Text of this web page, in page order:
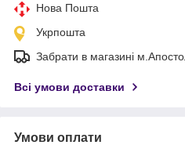
Нова Пошта
Укрпошта
Забрати в магазині
Всі умови доставки
Умови оплати